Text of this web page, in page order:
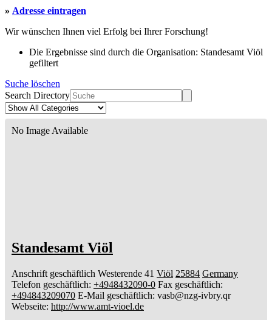
» Adresse eintragen
Wir wünschen Ihnen viel Erfolg bei Ihrer Forschung!
Die Ergebnisse sind durch die Organisation: Standesamt Viöl
gefiltert
Suche löschen
Search Directory
No Image Available
Standesamt Viöl
Anschrift geschäftlich Westerende 41 Viöl 25884 Germany
Telefon geschäftlich: +4948432090-0 Fax geschäftlich:
+494843209070 E-Mail geschäftlich: vasb@nzg-ivbry.qr
Webseite: http://www.amt-vioel.de